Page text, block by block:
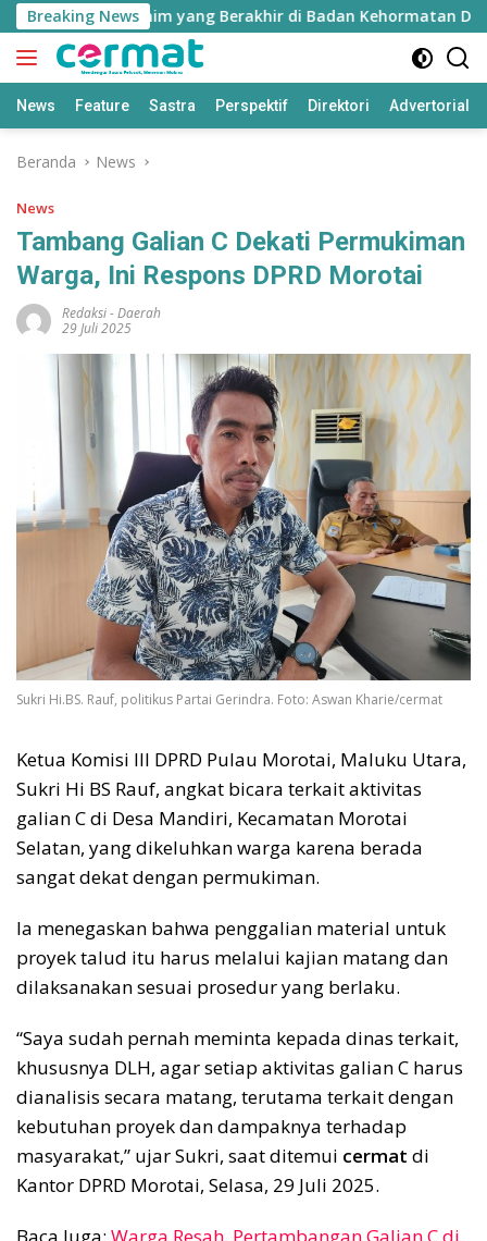
Langsung
ke
konten
Breaking News
Nurjaya Ibrahim yang Berakhir di Badan Kehormatan DPRD
News Feature Sastra Perspektif Direktori Advertorial
Beranda News
News
Tambang Galian C Dekati Permukiman
Warga, Ini Respons DPRD Morotai
Redaksi-Daerah
29 Juli 2025
Sukri Hi.BS. Rauf, politikus Partai Gerindra. Foto: Aswan Kharie/cermat
Ketua Komisi III DPRD Pulau Morotai, Maluku Utara,
Sukri Hi BS Rauf, angkat bicara terkait aktivitas
galian C di Desa Mandiri, Kecamatan Morotai
Selatan, yang dikeluhkan warga karena berada
sangat dekat dengan permukiman.
Ia menegaskan bahwa penggalian material untuk
proyek talud itu harus melalui kajian matang dan
dilaksanakan sesuai prosedur yang berlaku.
“Saya sudah pernah meminta kepada dinas terkait,
khususnya DLH, agar setiap aktivitas galian C harus
dianalisis secara matang, terutama terkait dengan
kebutuhan proyek dan dampaknya terhadap
masyarakat,” ujar Sukri, saat ditemui cermat di
Kantor DPRD Morotai, Selasa, 29 Juli 2025.